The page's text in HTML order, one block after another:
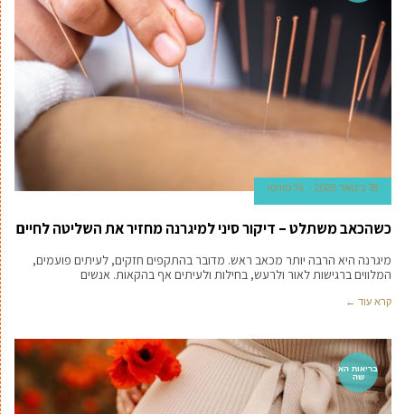
18 בינואר 2026 גל טוויטו
כשהכאב משתלט – דיקור סיני למיגרנה מחזיר את השליטה לחיים
מיגרנה היא הרבה יותר מכאב ראש. מדובר בהתקפים חזקים, לעיתים פועמים,
המלווים ברגישות לאור ולרעש, בחילות ולעיתים אף בהקאות. אנשים
קרא עוד ←
בריאות הא
שה